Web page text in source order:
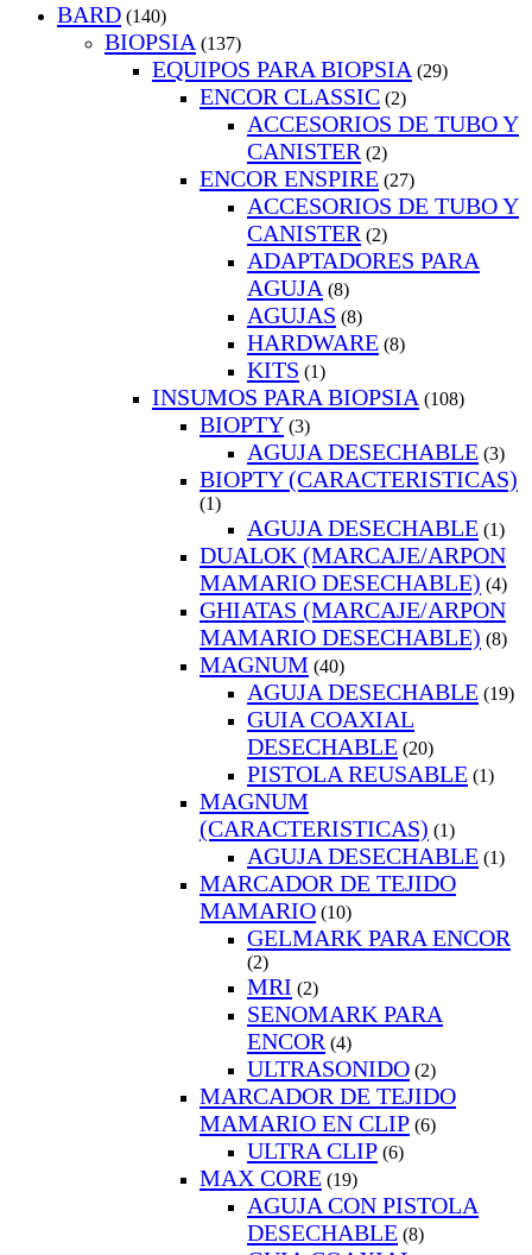
BARD (140)
BIOPSIA (137)
EQUIPOS PARA BIOPSIA (29)
ENCOR CLASSIC (2)
ACCESORIOS DE TUBO Y
CANISTER (2)
ENCOR ENSPIRE (27)
ACCESORIOS DE TUBO Y
CANISTER (2)
ADAPTADORES PARA
AGUJA (8)
AGUJAS (8)
HARDWARE (8)
KITS (1)
INSUMOS PARA BIOPSIA (108)
BIOPTY (3)
AGUJA DESECHABLE (3)
BIOPTY (CARACTERISTICAS)
(1)
AGUJA DESECHABLE (1)
DUALOK (MARCAJE/ARPON
MAMARIO DESECHABLE) (4)
GHIATAS (MARCAJE/ARPON
MAMARIO DESECHABLE) (8)
MAGNUM (40)
AGUJA DESECHABLE (19)
GUIA COAXIAL
DESECHABLE (20)
PISTOLA REUSABLE (1)
MAGNUM
(CARACTERISTICAS) (1)
AGUJA DESECHABLE (1)
MARCADOR DE TEJIDO
MAMARIO (10)
GELMARK PARA ENCOR
(2)
MRI (2)
SENOMARK PARA
ENCOR (4)
ULTRASONIDO (2)
MARCADOR DE TEJIDO
MAMARIO EN CLIP (6)
ULTRA CLIP (6)
MAX CORE (19)
AGUJA CON PISTOLA
DESECHABLE (8)